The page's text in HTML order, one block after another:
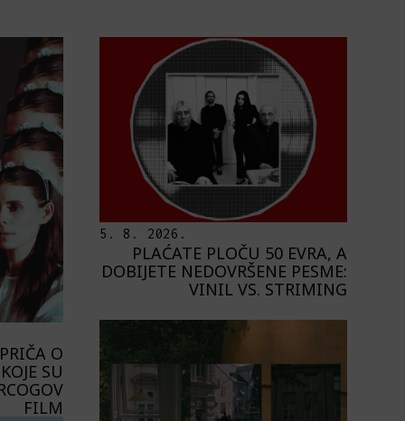
O
SU
FILM
5. 8. 2026.
PLAĆATE PLOČU 50 EVRA, A
DOBIJETE NEDOVRŠENE PESME:
VINIL VS. STRIMING